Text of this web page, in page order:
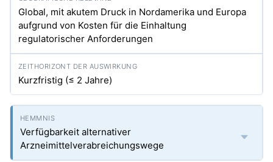
Global, mit akutem Druck in Nordamerika und Europa
aufgrund von Kosten für die Einhaltung
regulatorischer Anforderungen
Kurzfristig (≤ 2 Jahre)
Verfügbarkeit alternativer
Arzneimittelverabreichungswege